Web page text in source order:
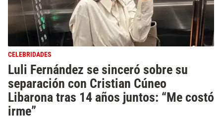
CELEBRIDADES
Luli Fernández se sinceró sobre su
separación con Cristian Cúneo
Libarona tras 14 años juntos: “Me costó
irme”